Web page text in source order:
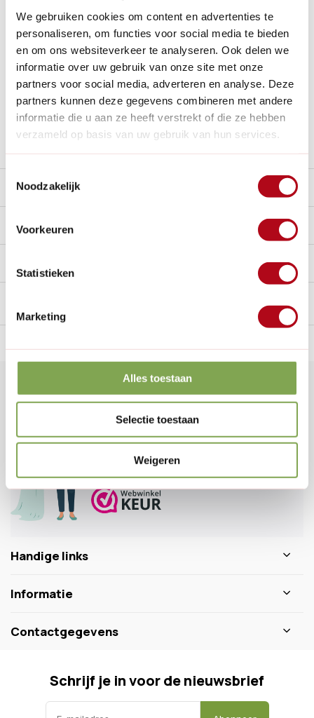
We gebruiken cookies om content en advertenties te
personaliseren, om functies voor social media te bieden
en om ons websiteverkeer te analyseren. Ook delen we
informatie over uw gebruik van onze site met onze
partners voor social media, adverteren en analyse. Deze
partners kunnen deze gegevens combineren met andere
informatie die u aan ze heeft verstrekt of die ze hebben
verzameld op basis van uw gebruik van hun services.
Toestemmingsselectie
Noodzakelijk
Voorkeuren
Statistieken
Marketing
Alles toestaan
Selectie toestaan
Weigeren
Lees meer
Betaal achteraf met Riverty.
Gratis verzenden
vanaf € 60 in België en Nederland.*
14
dagen bedenktijd
Al
28 jaar
de tuinspecialist voor tuinliefhebbers
Nieuw:
Haal je bestelling in Wilnis bij ons op!
Stel een vraag over dit product
Beschrijving
Reviews
Klantenservice
Veelgestelde vragen
+31 640511932
Handige links
Informatie
Contactgegevens
Schrijf je in voor de nieuwsbrief